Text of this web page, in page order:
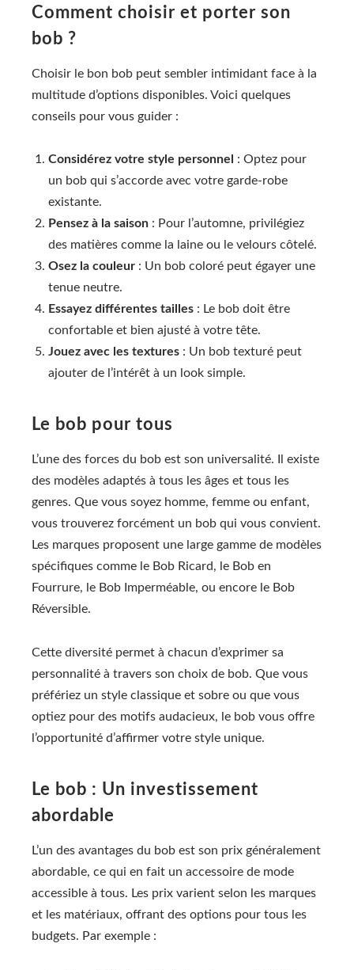
Comment choisir et porter son
bob ?
Choisir le bon bob peut sembler intimidant face à la
multitude d’options disponibles. Voici quelques
conseils pour vous guider :
Considérez votre style personnel
: Optez pour
un bob qui s’accorde avec votre garde-robe
existante.
Pensez à la saison : Pour l’automne, privilégiez
des matières comme la laine ou le velours côtelé.
Osez la couleur : Un bob coloré peut égayer une
tenue neutre.
Essayez différentes tailles : Le bob doit être
confortable et bien ajusté à votre tête.
Jouez avec les textures : Un bob texturé peut
ajouter de l’intérêt à un look simple.
Le bob pour tous
L’une des forces du bob est son universalité. Il existe
des modèles adaptés à tous les âges et tous les
genres. Que vous soyez homme, femme ou enfant,
vous trouverez forcément un bob qui vous convient.
Les marques proposent une large gamme de modèles
spécifiques comme le Bob Ricard, le Bob en
Fourrure, le Bob Imperméable, ou encore le Bob
Réversible.
Cette diversité permet à chacun d’exprimer sa
personnalité à travers son choix de bob. Que vous
préfériez un style classique et sobre ou que vous
optiez pour des motifs audacieux, le bob vous offre
l’opportunité d’affirmer votre style unique.
Le bob : Un investissement
abordable
L’un des avantages du bob est son prix généralement
abordable, ce qui en fait un accessoire de mode
accessible à tous. Les prix varient selon les marques
et les matériaux, offrant des options pour tous les
budgets. Par exemple :